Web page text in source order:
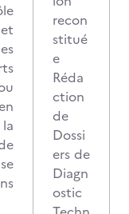
recon
stitué
e
Réda
ction
de
Dossi
ers de
Diagn
ostic